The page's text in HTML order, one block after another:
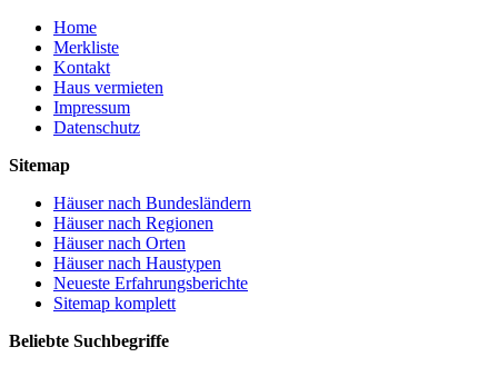
Home
Merkliste
Kontakt
Haus vermieten
Impressum
Datenschutz
Sitemap
Häuser nach Bundesländern
Häuser nach Regionen
Häuser nach Orten
Häuser nach Haustypen
Neueste Erfahrungsberichte
Sitemap komplett
Beliebte Suchbegriffe